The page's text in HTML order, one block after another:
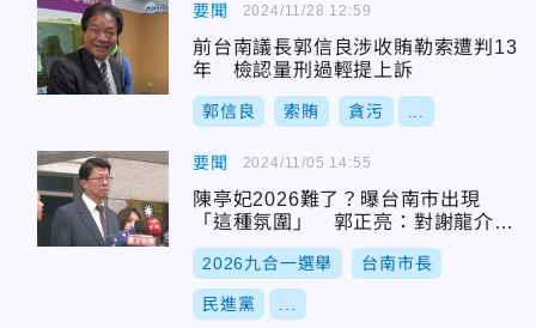
要聞
前台南議長郭信良涉收賄勒索遭判13
年 檢認量刑過輕提上訴
郭信良 索賄 貪污
2024/11/28 12:59
要聞
陳亭妃2026難了？曝台南市出現
「這種氛圍」 郭正亮：對謝龍介反
而有利
2026九合一選舉 台南市長
民進黨
2024/11/05 14:55